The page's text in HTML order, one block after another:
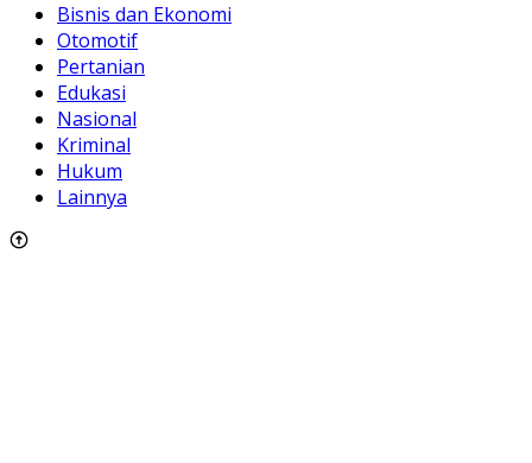
Bisnis dan Ekonomi
Otomotif
Pertanian
Edukasi
Nasional
Kriminal
Hukum
Lainnya